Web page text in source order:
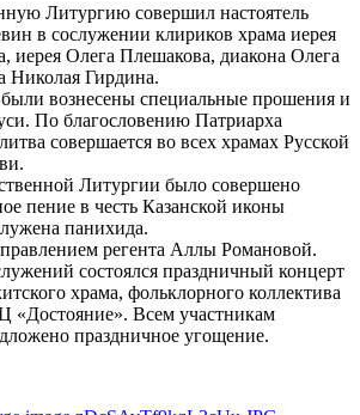
Литургию совершил настоятель
в сослужении клириков храма иерея
иерея Олега Плешакова, диакона Олега
Николая Гирдина.
вознесены специальные прошения и
По благословению Патриарха
совершается во всех храмах Русской
Литургии было совершено
пение в честь Казанской иконы
панихида.
регента Аллы Романовой.
состоялся праздничный концерт
храма, фольклорного коллектива
Всем участникам
праздничное угощение.